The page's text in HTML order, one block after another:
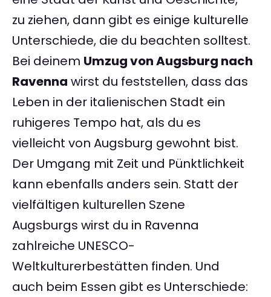
zu ziehen, dann gibt es einige kulturelle
Unterschiede, die du beachten solltest.
Bei deinem Umzug von Augsburg nach
Ravenna wirst du feststellen, dass das
Leben in der italienischen Stadt ein
ruhigeres Tempo hat, als du es
vielleicht von Augsburg gewohnt bist.
Der Umgang mit Zeit und Pünktlichkeit
kann ebenfalls anders sein. Statt der
vielfältigen kulturellen Szene
Augsburgs wirst du in Ravenna
zahlreiche UNESCO-
Weltkulturerbestätten finden. Und
auch beim Essen gibt es Unterschiede: